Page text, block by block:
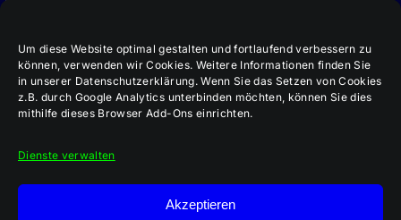
Um diese Website optimal gestalten und fortlaufend verbessern zu
können, verwenden wir Cookies. Weitere Informationen finden Sie
in unserer Datenschutzerklärung. Wenn Sie das Setzen von Cookies
z.B. durch Google Analytics unterbinden möchten, können Sie dies
mithilfe dieses Browser Add-Ons einrichten.
Dienste verwalten
Akzeptieren